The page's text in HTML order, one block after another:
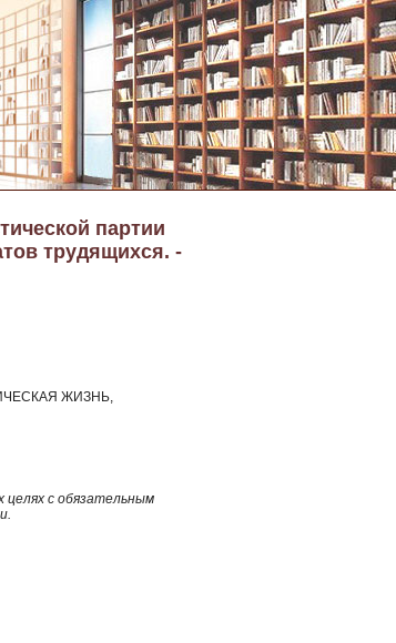
партии
трудящихся. -
ЖИЗНЬ,
целях с обязательным